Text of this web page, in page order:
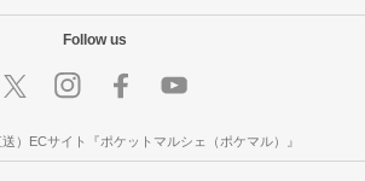
Follow us
）ECサイト『ポケットマルシェ（ポケマル）』